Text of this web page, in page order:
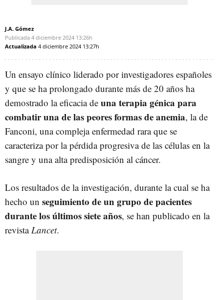
J.A. Gómez
Publicada 4 diciembre 2024 13:26h
Actualizada 4 diciembre 2024 13:27h
Un ensayo clínico liderado por investigadores españoles
y que se ha prolongado durante más de 20 años ha
demostrado la eficacia de una terapia génica para
combatir una de las peores formas de anemia, la de
Fanconi, una compleja enfermedad rara que se
caracteriza por la pérdida progresiva de las células en la
sangre y una alta predisposición al cáncer.
Los resultados de la investigación, durante la cual se ha
hecho un seguimiento de un grupo de pacientes
durante los últimos siete años, se han publicado en la
revistaLancet.